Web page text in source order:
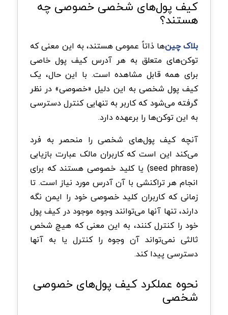
کیف پول‌های شخصی خصوصی چه
هستند؟
بلاک‌ چین‌ها ذاتاً عمومی هستند، به این معنی که
توکن‌های متعلق به هر آدرس کیف پول خاصی
برای همه قابل مشاهده است. با این حال، یک
کیف پول شخصی به این دلیل «خصوصی» در نظر
گرفته می‌شود که کاربر به تنهایی کنترل دسترسی
به این توکن‌ها را برعهده دارد.
آنچه کیف پول‌های شخصی را منحصر به فرد
می‌کند این است که کاربران مالک عبارت بازیابی
(seed phrase) یا کلید خصوصی هستند که برای
انجام هر تراکنشی با آن آدرس مورد نیاز است. تا
زمانی که کاربران کلید خصوصی خود را ایمن نگه
دارند، تنها آنها می‌توانند وجوه موجود در کیف پول
خود را کنترل کنند، به این معنی که هیچ شخص
ثالثی نمی‌تواند آن وجوه را کنترل یا به آنها
دسترسی پیدا کند.
نحوه عملکرد کیف پول‌های خصوصی
شخصی